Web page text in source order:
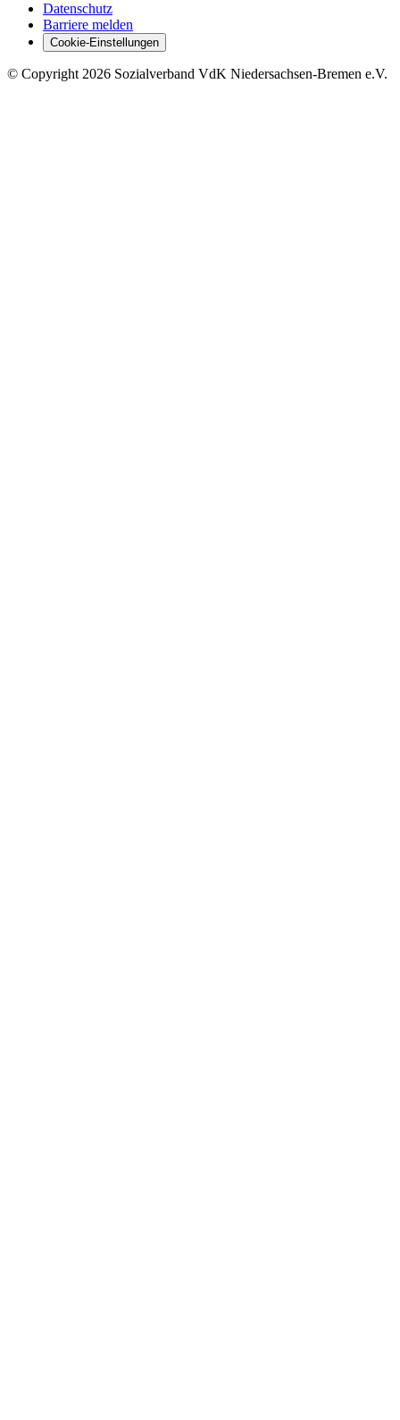
Datenschutz
Barriere melden
Cookie-Einstellungen
© Copyright 2026 Sozialverband VdK Niedersachsen-Bremen e.V.